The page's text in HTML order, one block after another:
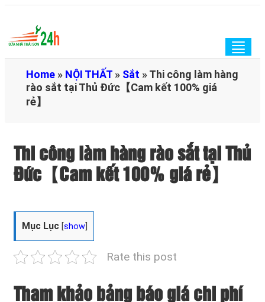
Home » NỘI THẤT » Sắt »Thi công làm hàng
rào sắt tại Thủ Đức【Cam kết 100% giá
rẻ】
Thi công làm hàng rào sắt tại Thủ
Đức【Cam kết 100% giá rẻ】
Mục Lục [show
Rate this post
Tham khảo bảng báo giá chi phí